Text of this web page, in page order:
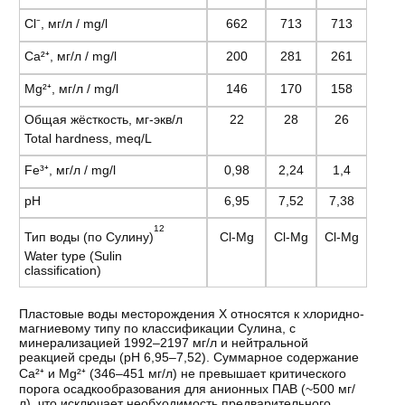
Cl⁻, мг/л / mg/l 662 713 713
Ca²⁺, мг/л / mg/l 200 281 261
Mg²⁺, мг/л / mg/l 146 170 158
Общая жёсткость, мг-экв/л
Total hardness, meq/L
22 28 26
Fe³⁺, мг/л / mg/l 0,98 2,24 1,4
pH 6,95 7,52 7,38
Тип воды (по Сулину)
12
Water type (Sulin
classification)
Cl-Mg Cl-Mg Cl-Mg
Пластовые воды месторождения X относятся к хлоридно-
магниевому типу по классификации Сулина, с
минерализацией 1992–2197 мг/л и нейтральной
реакцией среды (pH 6,95–7,52). Суммарное содержание
Ca²⁺ и Mg²⁺ (346–451 мг/л) не превышает критического
порога осадкообразования для анионных ПАВ (~500 мг/